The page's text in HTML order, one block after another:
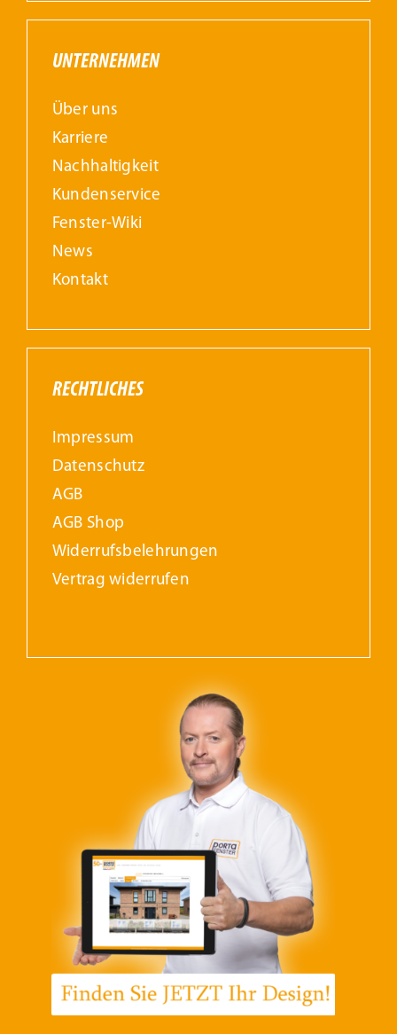
UNTERNEHMEN
Über uns
Karriere
Nachhaltigkeit
Kundenservice
Fenster-Wiki
News
Kontakt
RECHTLICHES
Impressum
Datenschutz
AGB
AGB Shop
Widerrufs­belehrungen
Vertrag widerrufen